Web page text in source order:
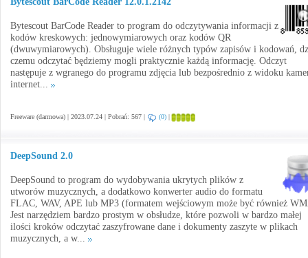
Bytescout BarCode Reader to program do odczytywania informacji z
kodów kreskowych: jednowymiarowych oraz kodów QR
(dwuwymiarowych). Obsługuje wiele różnych typów zapisów i kodowań,
czemu odczytać będziemy mogli praktycznie każdą informację. Odczyt
następuje z wgranego do programu zdjęcia lub bezpośrednio z widoku
internet...
Freeware (darmowa) | 2023.07.24 | Pobrań: 567 | (0) |
DeepSound 2.0
DeepSound to program do wydobywania ukrytych plików z
utworów muzycznych, a dodatkowo konwerter audio do formatu
FLAC, WAV, APE lub MP3 (formatem wejściowym może być również
Jest narzędziem bardzo prostym w obsłudze, które pozwoli w bardzo małej
ilości kroków odczytać zaszyfrowane dane i dokumenty zaszyte w plikach
muzycznych, a w...